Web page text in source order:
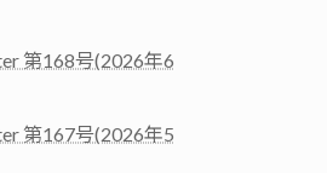
第168号(2026年6
第167号(2026年5